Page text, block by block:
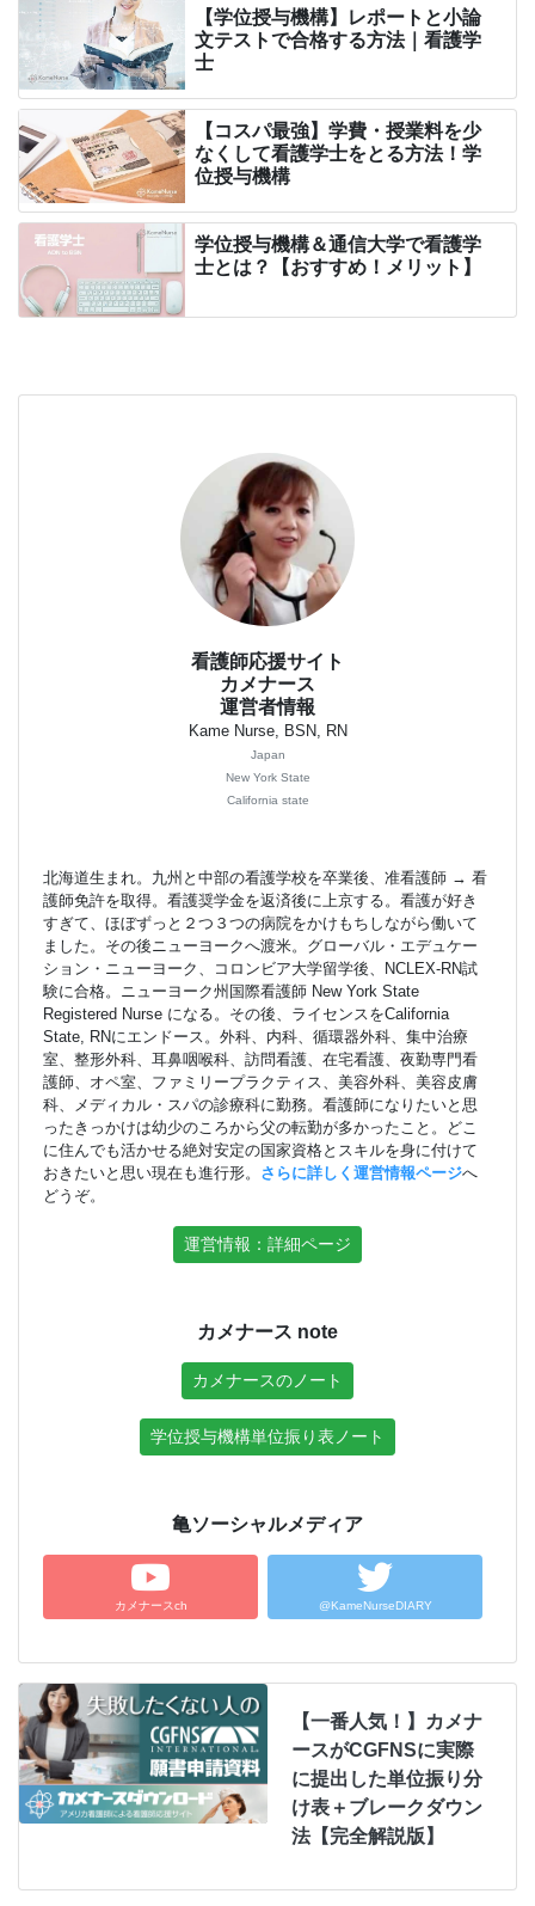
【学位授与機構】レポートと小論
文テストで合格する方法｜看護学
士
【コスパ最強】学費・授業料を少
なくして看護学士をとる方法！学
位授与機構
学位授与機構＆通信大学で看護学
士とは？【おすすめ！メリット】
看護師応援サイト
カメナース
運営者情報
Kame Nurse, BSN, RN
Japan
New York State
California state
北海道生まれ。九州と中部の看護学校を卒業後、准看護師 → 看
護師免許を取得。看護奨学金を返済後に上京する。看護が好き
すぎて、ほぼずっと２つ３つの病院をかけもちしながら働いて
ました。その後ニューヨークへ渡米。グローバル・エデュケー
ション・ニューヨーク、コロンビア大学留学後、NCLEX-RN試
験に合格。ニューヨーク州国際看護師 New York State
Registered Nurse になる。その後、ライセンスをCalifornia
State, RNにエンドース。外科、内科、循環器外科、集中治療
室、整形外科、耳鼻咽喉科、訪問看護、在宅看護、夜勤専門看
護師、オペ室、ファミリープラクティス、美容外科、美容皮膚
科、メディカル・スパの診療科に勤務。看護師になりたいと思
ったきっかけは幼少のころから父の転勤が多かったこと。どこ
に住んでも活かせる絶対安定の国家資格とスキルを身に付けて
おきたいと思い現在も進行形。 さらに詳しく運営情報ページへ
どうぞ。
運営情報：詳細ページ
カメナース note
カメナースのノート
学位授与機構単位振り表ノート
亀ソーシャルメディア
カメナースch @KameNurseDIARY
【一番人気！】カメナ
ースがCGFNSに実際
に提出した単位振り分
け表＋ブレークダウン
法【完全解説版】